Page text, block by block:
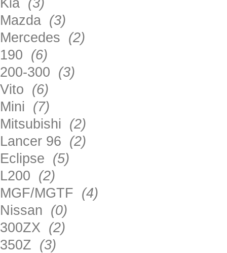
Kia (3)
Mazda (3)
Mercedes (2)
190 (6)
200-300 (3)
Vito (6)
Mini (7)
Mitsubishi (2)
Lancer 96 (2)
Eclipse (5)
L200 (2)
MGF/MGTF (4)
Nissan (0)
300ZX (2)
350Z (3)